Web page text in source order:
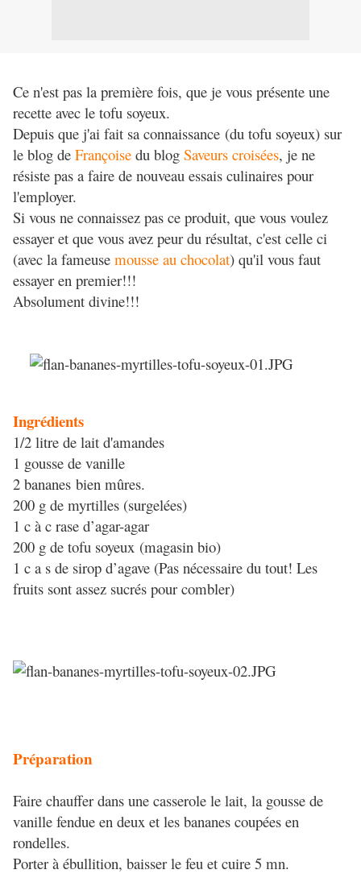
Ce n'est pas la première fois, que je vous présente une
recette avec le tofu soyeux.
Depuis que j'ai fait sa connaissance (du tofu soyeux) sur
le blog de Françoise du blog Saveurs croisées, je ne
résiste pas a faire de nouveau essais culinaires pour
l'employer.
Si vous ne connaissez pas ce produit, que vous voulez
essayer et que vous avez peur du résultat, c'est celle ci
(avec la fameuse mousse au chocolat) qu'il vous faut
essayer en premier!!!
Absolument divine!!!
Ingrédients
1/2 litre de lait d'amandes
1 gousse de vanille
2 bananes bien mûres.
200 g de myrtilles (surgelées)
1 c à c rase d’agar-agar
200 g de tofu soyeux (magasin bio)
1 c a s de sirop d’agave (Pas nécessaire du tout! Les
fruits sont assez sucrés pour combler)
Préparation
Faire chauffer dans une casserole le lait, la gousse de
vanille fendue en deux et les bananes coupées en
rondelles.
Porter à ébullition, baisser le feu et cuire 5 mn.